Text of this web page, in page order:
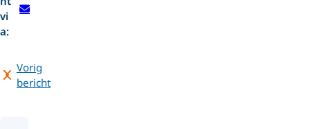
vi
a:
Vorig
bericht